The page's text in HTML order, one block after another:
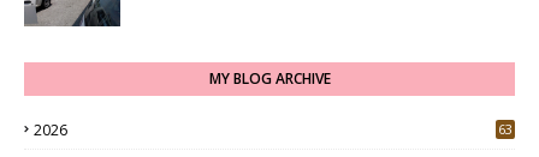
MY BLOG ARCHIVE
2026 63